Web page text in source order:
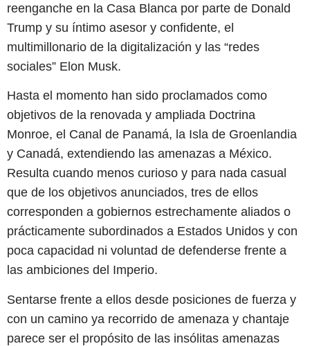
reenganche en la Casa Blanca por parte de Donald
Trump y su íntimo asesor y confidente, el
multimillonario de la digitalización y las “redes
sociales” Elon Musk.
Hasta el momento han sido proclamados como
objetivos de la renovada y ampliada Doctrina
Monroe, el Canal de Panamá, la Isla de Groenlandia
y Canadá, extendiendo las amenazas a México.
Resulta cuando menos curioso y para nada casual
que de los objetivos anunciados, tres de ellos
corresponden a gobiernos estrechamente aliados o
prácticamente subordinados a Estados Unidos y con
poca capacidad ni voluntad de defenderse frente a
las ambiciones del Imperio.
Sentarse frente a ellos desde posiciones de fuerza y
con un camino ya recorrido de amenaza y chantaje
parece ser el propósito de las insólitas amenazas